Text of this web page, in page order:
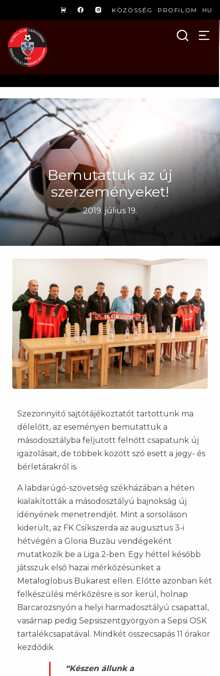
KÖZÖSSÉG PROFILOM HU
Bemutattuk az új
szerzeményeket!
2019. július 19.
Szezonnyitó sajtótájékoztatót tartottunk ma
délelőtt, az eseményen bemutattuk a
másodosztályba feljutott felnőtt csapatunk új
igazolásait, de többek között szó esett a jegy- és
bérletárakról is.
A labdarúgó-szövetség székházában a héten
kialakították a másodosztályú bajnokság új
idényének menetrendjét. Mint a sorsoláson
kiderült, az FK Csíkszerda az augusztus 3-i
hétvégén a Gloria Buzău vendégeként
mutatkozik be a Liga 2-ben. Egy héttel később
játsszuk első hazai mérkőzésünket a
Metaloglobus Bukarest ellen. Előtte azonban két
felkészülési mérkőzésre is sor kerül, holnap
Barcarozsnyón a helyi harmadosztályú csapattal,
vasárnap pedig Sepsiszentgyörgyön a Sepsi OSK
tartalékcsapatával. Mindkét összecsapás 11 órakor
kezdődik.
“Készen állunk a